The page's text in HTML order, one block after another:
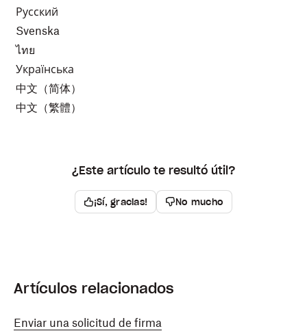
Русский
Svenska
ไทย
Українська
中文（简体）
中文（繁體）
¿Este artículo te resultó útil?
¡Sí, gracias! No mucho
Artículos relacionados
Enviar una solicitud de firma